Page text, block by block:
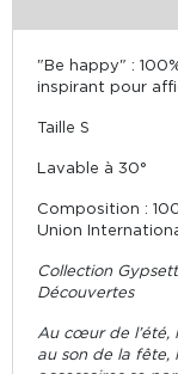
"Be happy" :
inspirant pour
Taille S
Lavable à 30°
Composition :
Union
Collection
Découvertes
Au cœur de l’été,
au son de la fête,